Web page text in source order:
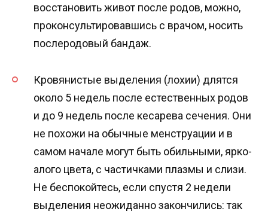
восстановить живот после родов, можно,
проконсультировавшись с врачом, носить
послеродовый бандаж.
Кровянистые выделения (лохии) длятся
около 5 недель после естественных родов
и до 9 недель после кесарева сечения. Они
не похожи на обычные менструации и в
самом начале могут быть обильными, ярко-
алого цвета, с частичками плазмы и слизи.
Не беспокойтесь, если спустя 2 недели
выделения неожиданно закончились: так